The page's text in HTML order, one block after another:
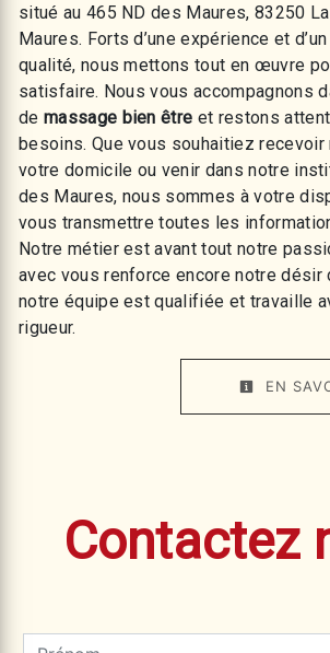
situé au 465 ND des Maures, 83250
Maures. Forts d’une expérience et
qualité, nous mettons tout en œuvre
satisfaire. Nous vous accompagnons
de massage bien être et restons
besoins. Que vous souhaitiez
votre domicile ou venir dans notre
des Maures, nous sommes à votre
vous transmettre toutes les
Notre métier est avant tout notre
avec vous renforce encore notre désir
notre équipe est qualifiée et travaille
rigueur.
EN
Contactez